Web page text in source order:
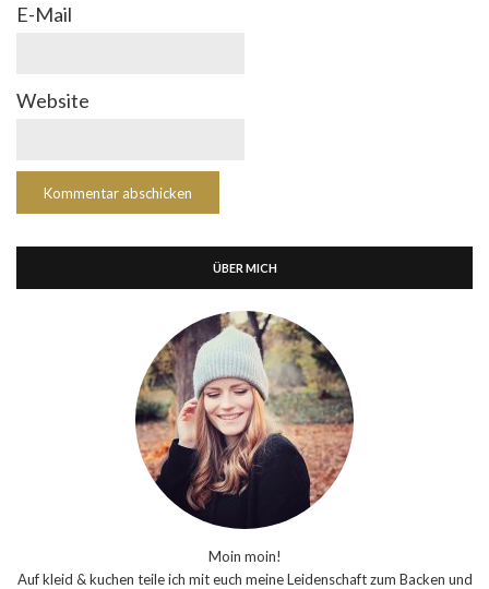
E-Mail
Website
ÜBER MICH
Moin moin!
Auf kleid & kuchen teile ich mit euch meine Leidenschaft zum Backen und